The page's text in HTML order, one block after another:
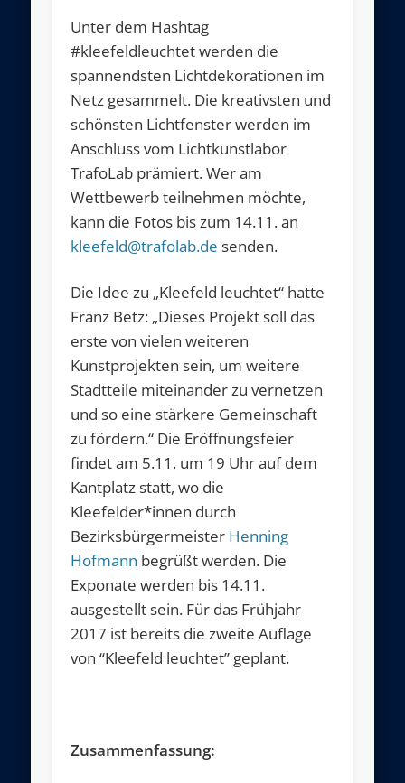
Unter dem Hashtag
#kleefeldleuchtet werden die
spannendsten Lichtdekorationen im
Netz gesammelt. Die kreativsten und
schönsten Lichtfenster werden im
Anschluss vom Lichtkunstlabor
TrafoLab prämiert. Wer am
Wettbewerb teilnehmen möchte,
kann die Fotos bis zum 14.11. an
kleefeld@trafolab.de senden.
Die Idee zu „Kleefeld leuchtet“ hatte
Franz Betz: „Dieses Projekt soll das
erste von vielen weiteren
Kunstprojekten sein, um weitere
Stadtteile miteinander zu vernetzen
und so eine stärkere Gemeinschaft
zu fördern.“ Die Eröffnungsfeier
findet am 5.11. um 19 Uhr auf dem
Kantplatz statt, wo die
Kleefelder*innen durch
Bezirksbürgermeister Henning
Hofmann begrüßt werden. Die
Exponate werden bis 14.11.
ausgestellt sein. Für das Frühjahr
2017 ist bereits die zweite Auflage
von “Kleefeld leuchtet” geplant.
Zusammenfassung: